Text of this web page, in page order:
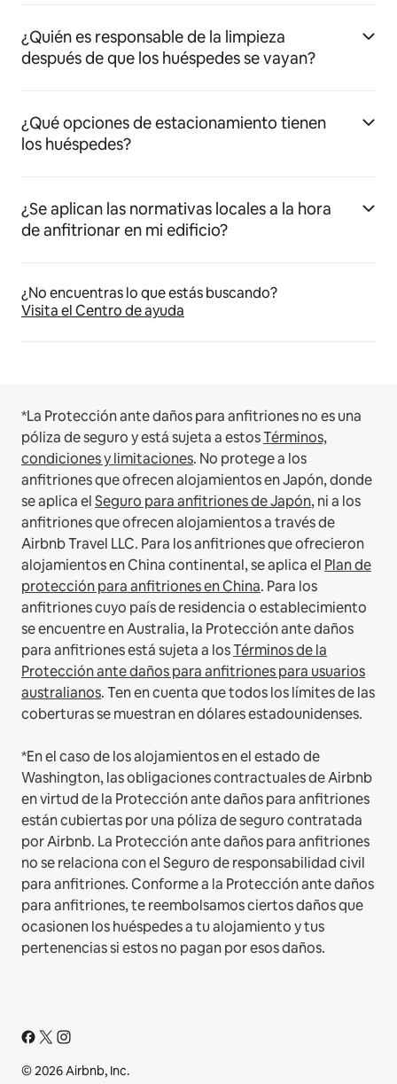
¿Quién es responsable de la limpieza
después de que los huéspedes se vayan?
¿Qué opciones de estacionamiento tienen
los huéspedes?
¿Se aplican las normativas locales a la hora
de anfitrionar en mi edificio?
¿No encuentras lo que estás buscando?
Visita el Centro de ayuda
*La Protección ante daños para anfitriones no es una
póliza de seguro y está sujeta a estosTérminos,
condiciones y limitaciones. No protege a los
anfitriones que ofrecen alojamientos en Japón, donde
se aplica elSeguro para anfitriones de Japón, ni a los
anfitriones que ofrecen alojamientos a través de
Airbnb Travel LLC. Para los anfitriones que ofrecieron
alojamientos en China continental, se aplica el Plan de
protección para anfitriones en China. Para los
anfitriones cuyo país de residencia o establecimiento
se encuentre en Australia, la Protección ante daños
para anfitriones está sujeta a losTérminos de la
Protección ante daños para anfitriones para usuarios
australianos. Ten en cuenta que todos los límites de las
coberturas se muestran en dólares estadounidenses.
*En el caso de los alojamientos en el estado de
Washington, las obligaciones contractuales de Airbnb
en virtud de la Protección ante daños para anfitriones
están cubiertas por una póliza de seguro contratada
por Airbnb. La Protección ante daños para anfitriones
no se relaciona con el Seguro de responsabilidad civil
para anfitriones. Conforme a la Protección ante daños
para anfitriones, te reembolsamos ciertos daños que
ocasionen los huéspedes a tu alojamiento y tus
pertenencias si estos no pagan por esos daños.
© 2026 Airbnb, Inc.